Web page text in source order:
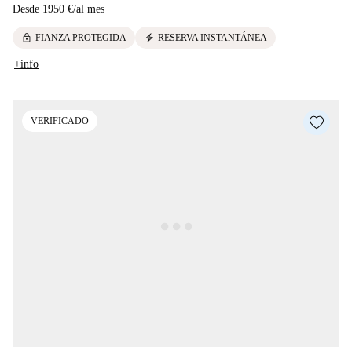
Desde 1950 €/al mes
lock FIANZA PROTEGIDA electric_bolt RESERVA INSTANTÁNEA
+info
VERIFICADO